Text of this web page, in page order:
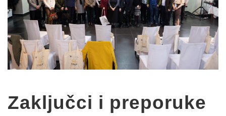
Zaključci i preporuke